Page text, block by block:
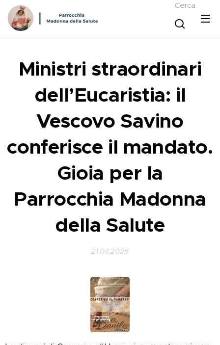
Cerca
Ministri straordinari
dell’Eucaristia: il
Vescovo Savino
conferisce il mandato.
Gioia per la
Parrocchia Madonna
della Salute
21.04.2026